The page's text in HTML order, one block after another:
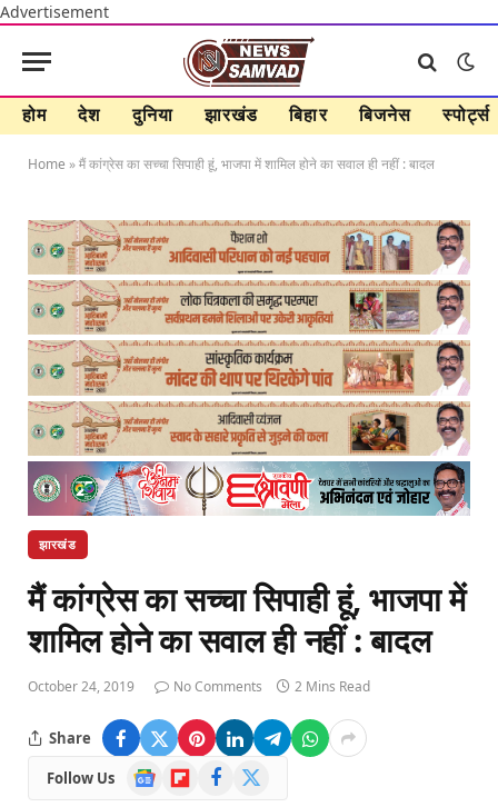
Advertisement
होम देश दुनिया झारखंड बिहार बिजनेस स्पोर्ट्स
Home »मैं कांग्रेस का सच्चा सिपाही हूं, भाजपा में शामिल होने का सवाल ही नहीं : बादल
झारखंड
मैं कांग्रेस का सच्चा सिपाही हूं, भाजपा में
शामिल होने का सवाल ही नहीं : बादल
October 24, 2019 No Comments 2 Mins Read
Share
Follow Us
Google
News
FlipboardFacebook